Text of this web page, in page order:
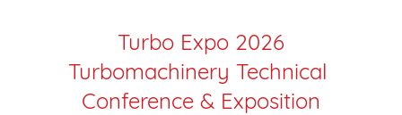
Turbo Expo 2026
Turbomachinery Technical
Conference & Exposition